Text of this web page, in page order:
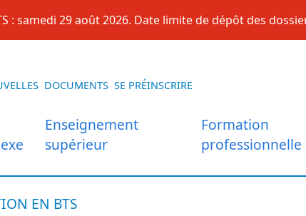
: samedi 29 août 2026. Date limite de dépôt des
DOCUMENTS SE PRÉINSCRIRE
Enseignement
supérieur
Formation
professionnelle
EN BTS